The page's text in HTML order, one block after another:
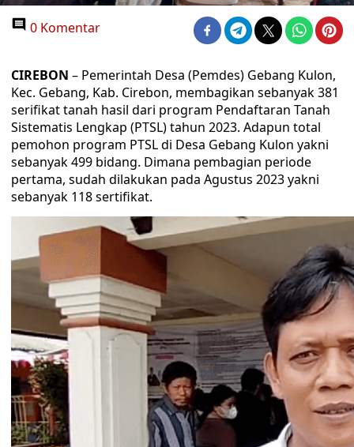
0 Komentar
CIREBON – Pemerintah Desa (Pemdes) Gebang Kulon,
Kec. Gebang, Kab. Cirebon, membagikan sebanyak 381
serifikat tanah hasil dari program Pendaftaran Tanah
Sistematis Lengkap (PTSL) tahun 2023. Adapun total
pemohon program PTSL di Desa Gebang Kulon yakni
sebanyak 499 bidang. Dimana pembagian periode
pertama, sudah dilakukan pada Agustus 2023 yakni
sebanyak 118 sertifikat.